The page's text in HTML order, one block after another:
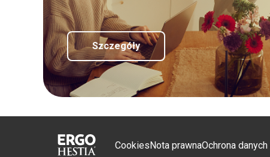
Szczegóły
CookiesNota prawnaOchrona